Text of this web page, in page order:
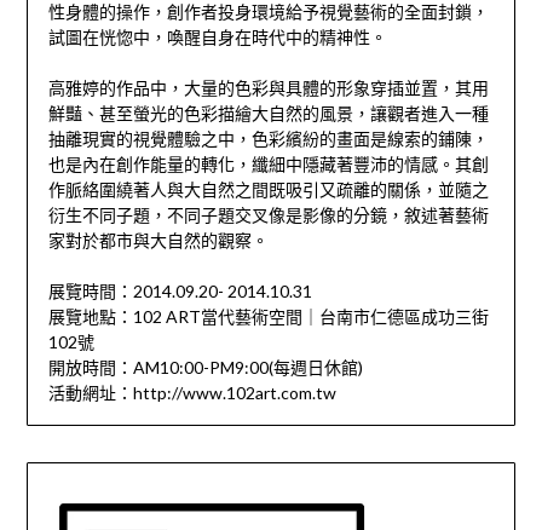
性身體的操作，創作者投身環境給予視覺藝術的全面封鎖，
試圖在恍惚中，喚醒自身在時代中的精神性。
高雅婷的作品中，大量的色彩與具體的形象穿插並置，其用
鮮豔、甚至螢光的色彩描繪大自然的風景，讓觀者進入一種
抽離現實的視覺體驗之中，色彩繽紛的畫面是線索的鋪陳，
也是內在創作能量的轉化，纖細中隱藏著豐沛的情感。其創
作脈絡圍繞著人與大自然之間既吸引又疏離的關係，並隨之
衍生不同子題，不同子題交叉像是影像的分鏡，敘述著藝術
家對於都市與大自然的觀察。
展覽時間：2014.09.20- 2014.10.31
展覽地點：102 ART當代藝術空間｜台南市仁德區成功三街
102號
開放時間：AM10:00-PM9:00(每週日休館)
活動網址：http://www.102art.com.tw